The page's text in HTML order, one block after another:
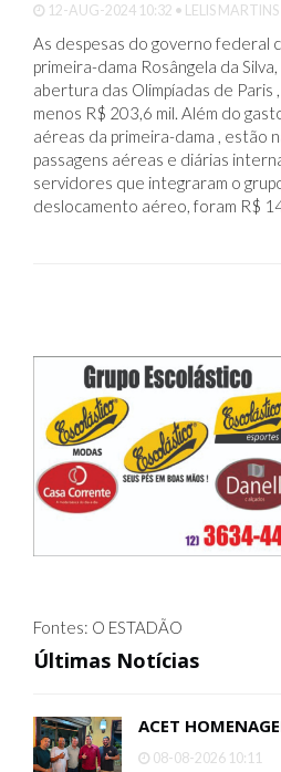
12-AUG-2024 10:32 • LELIS MARTINS
As despesas do governo federal
primeira-dama Rosângela da
abertura das Olimpíadas de Paris
menos R$ 203,6 mil. Além do
aéreas da primeira-dama , estão
passagens aéreas e diárias
servidores que integraram o
deslocamento aéreo, foram R$
Fontes: O ESTADÃO
Últimas Notícias
ACET
08-08-2026 10:11